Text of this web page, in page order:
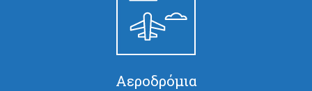
Αεροδρόμια